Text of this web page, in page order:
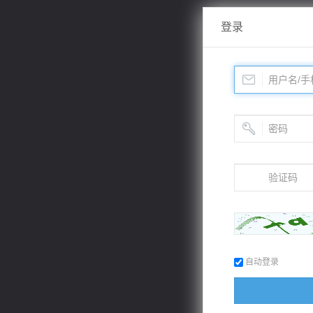
登录
自动登录